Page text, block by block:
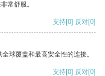
常舒服。
支持[0] 反对[0]
球覆盖和最高安全性的连接。
支持[0] 反对[0]